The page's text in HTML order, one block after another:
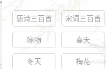
唐诗三百首 宋词三百首
咏物 春天
冬天 梅花